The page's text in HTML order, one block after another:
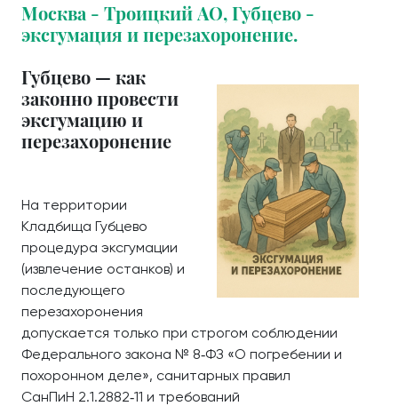
Москва - Троицкий АО, Губцево -
эксгумация и перезахоронение.
Губцево — как
законно провести
эксгумацию и
перезахоронение
На территории
Кладбища Губцево
процедура эксгумации
(извлечение останков) и
последующего
перезахоронения
допускается только при строгом соблюдении
Федерального закона № 8‑ФЗ «О погребении и
похоронном деле», санитарных правил
СанПиН 2.1.2882‑11 и требований